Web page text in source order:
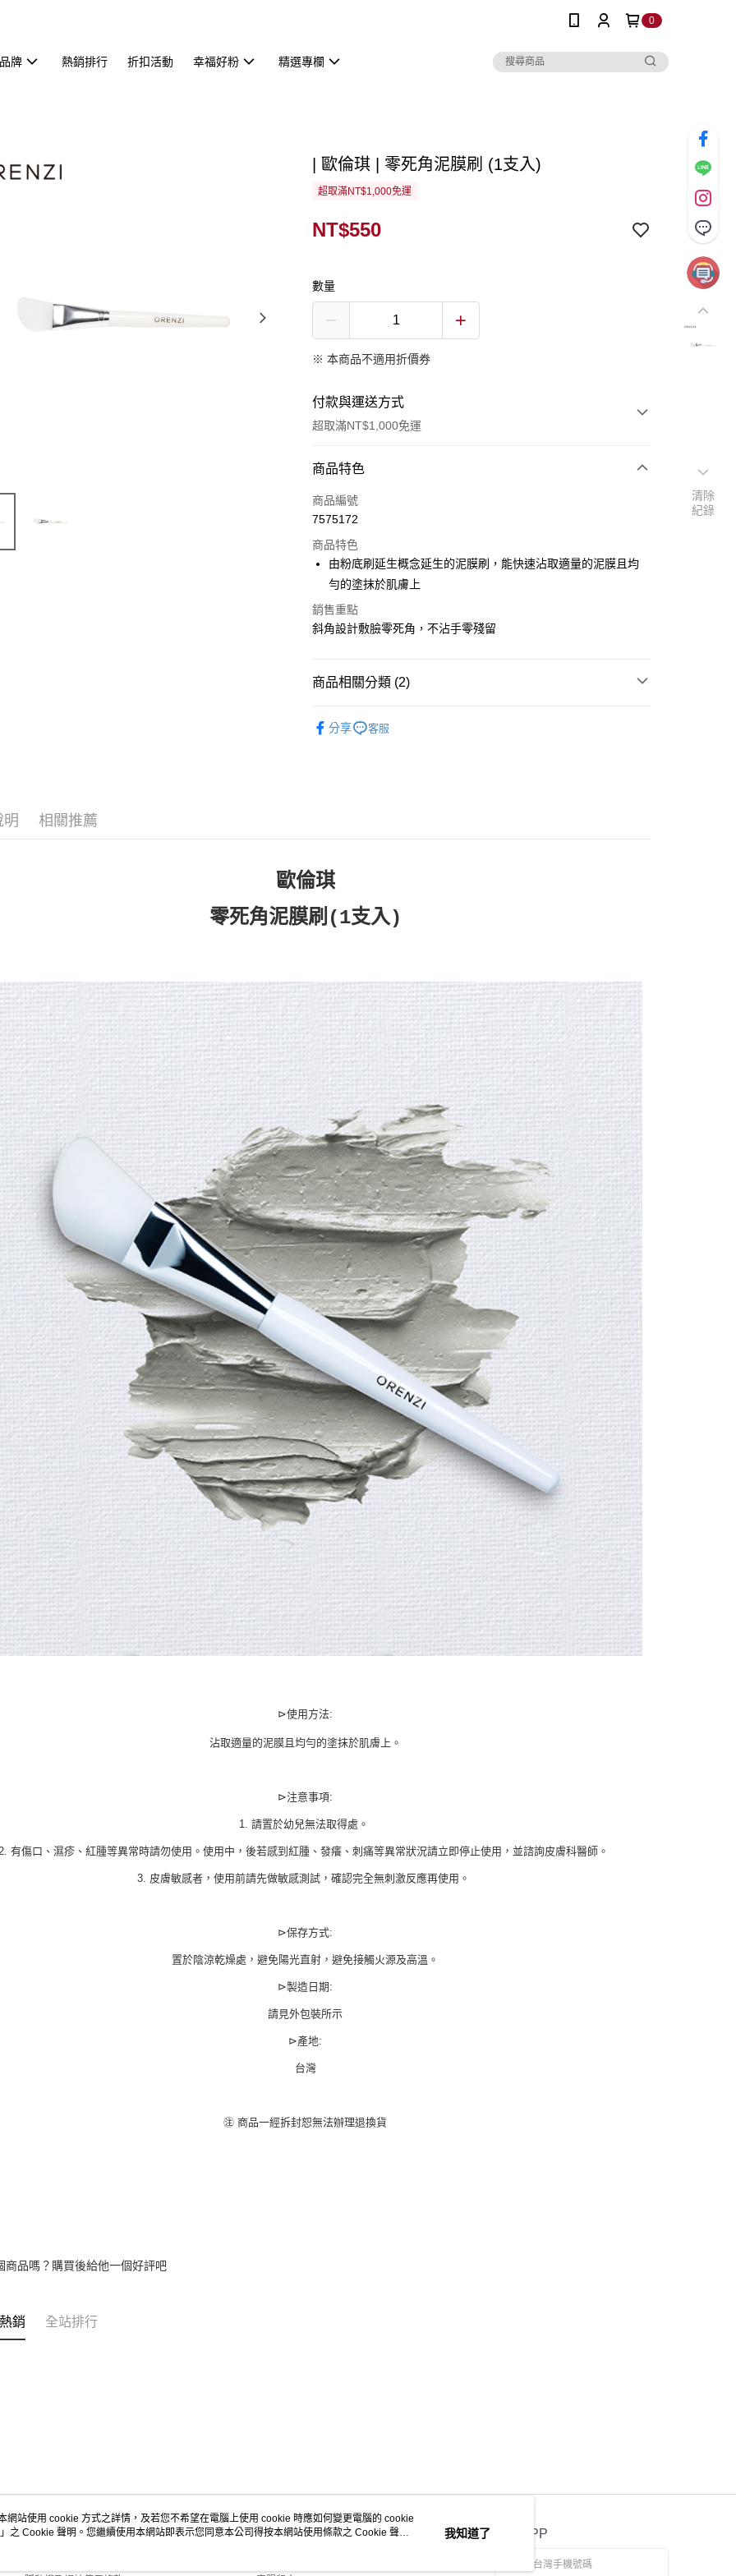
0
牌 熱銷排行 折扣活動 幸福好粉 精選專欄
| 歐倫琪 | 零死角泥膜刷 (1支入)
超取滿NT$1,000免運
NT$550
數量
※ 本商品不適用折價券
付款與運送方式
超取滿NT$1,000免運
付款方式
信用卡一次付款
LINE Pay
Apple Pay
街口支付
Google Pay
相關說明
付」結帳頁面，進行簡訊認證並確認金額後，即可完成結帳。
３．收到繳費通知簡訊後14天內，點擊此簡訊中的連結，可透過四大超商
／ATM／網路銀行／等多元方式進行付款，方視為交易完成。
※ 交易是否成功請以「AFTEE先享後付 」之結帳頁面顯示為準，若有關於
是否繳費成功／繳費後需取消欲退款等相關疑問，請聯繫「AFTEE先享後
付客戶支援中心」
https://netprotections.freshdesk.com/support/home
【注意事項】
１．透過由恩沛科技股份有限公司提供之「AFTEE先享後付」服務完成之
交易，需依本服務之必要範圍內提供個人資料，並將交易相關給付款項請
求債權轉讓予恩沛科技股份有限公司。
２．關於個人資料處理事宜，請瀏覽以下網址：
https://aftee.tw/terms/#terms3
３．未成年的使用者請事先徵得法定代理人或監護人之同意方可使用
「AFTEE先享後付」，若未經同意申辦者引起之損失，本公司不負相關責
任。
４．使用「AFTEE先享後付」時，將依據個別帳號之用戶狀況，依本公司
即時審查核予不同之上限額度；若仍有額度不足之情形，本公司將視審查
結果請求用戶進行身份認證。
５．嚴禁一人註冊多個帳號或使用他人資訊註冊。若發現惡意使用之情
形，恩沛科技股份有限公司將有權停止該用戶之使用額度並採取法律行
動。
每筆NT$70，滿NT$1,000(含以上)免運費
萊爾富 取貨付款
每筆NT$70，滿NT$1,000(含以上)免運費
7-11 取貨付款
每筆NT$70，滿NT$1,000(含以上)免運費
付款後 7-11取貨
每筆NT$70，滿NT$1,000(含以上)免運費
宅配
每筆NT$100，滿NT$1,000(含以上)免運費
商品特色
商品編號
7575172
商品特色
由粉底刷延生概念延生的泥膜刷，能快速沾取適量的泥膜且均
勻的塗抹於肌膚上
銷售重點
斜角設計敷臉零死角，不沾手零殘留
商品相關分類 (2)
分享 客服
明 相關推薦
歐倫琪
零死角泥膜刷(1支入)
⊳使用方法:
沾取適量的泥膜且均勻的塗抹於肌膚上。
⊳注意事項:
1. 請置於幼兒無法取得處。
有傷口、濕疹、紅腫等異常時請勿使用。使用中，後若感到紅腫、發癢、刺痛等異常狀況請立即停止使用，並諮詢皮膚科醫師。
3. 皮膚敏感者，使用前請先做敏感測試，確認完全無刺激反應再使用。
⊳保存方式:
置於陰涼乾燥處，避免陽光直射，避免接觸火源及高溫。
⊳製造日期:
請見外包裝所示
⊳產地:
台灣
㊟ 商品一經拆封恕無法辦理退換貨
商品嗎？購買後給他一個好評吧
銷 全站排行
關於我們 客服資訊 官方APP
清除
紀錄
網站使用 cookie 方式之詳情，及若您不希望在電腦上使用 cookie 時應如何變更電腦的 cookie
」之 Cookie 聲明。您繼續使用本網站即表示您同意本公司得按本網站使用條款之 Cookie 聲明
我知道了